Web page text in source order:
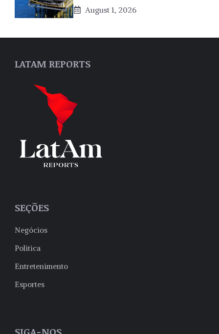
August 1, 2026
LATAM REPORTS
SEÇÕES
Negócios
Politica
Entretenimento
Esportes